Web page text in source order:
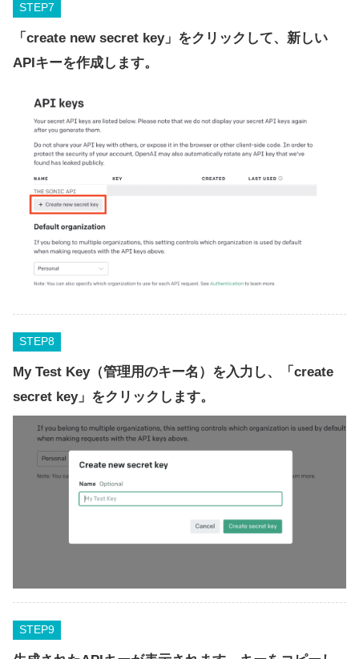
STEP
「create new secret key」をクリックして、新しい
APIキーを作成します。
STEP
My Test Key（管理用のキー名） を入力し、「create
secret key」をクリックします。
STEP